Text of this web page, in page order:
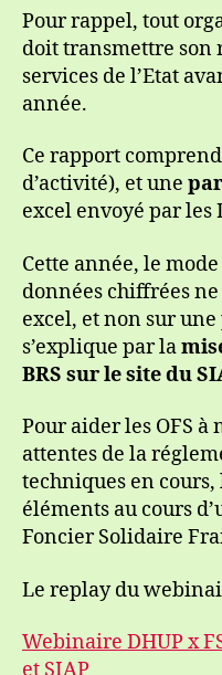
Pour rappel, tout
doit transmettre son
services de l’Etat
année.
Ce rapport
d’activité), et une
excel envoyé par les
Cette année, le
données chiffrées
excel, et non sur
s’explique par la
BRS sur le site du
Pour aider les OFS
attentes de la
techniques en cours,
éléments au cours
Foncier Solidaire
Le replay du
Webinaire DHUP x